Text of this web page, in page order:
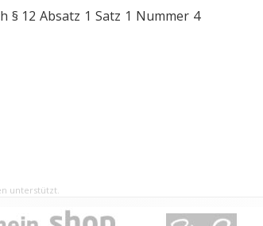
§ 12 Absatz 1 Satz 1 Nummer 4
unterstützt.